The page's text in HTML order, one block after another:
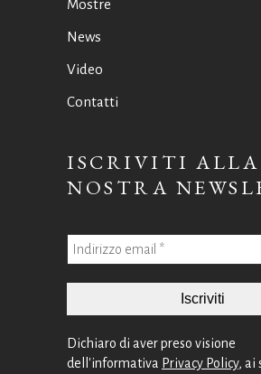
Mostre
News
Video
Contatti
ISCRIVITI ALLA
NOSTRA
Dichiaro di aver preso visione
dell'informativa Privacy Policy, ai